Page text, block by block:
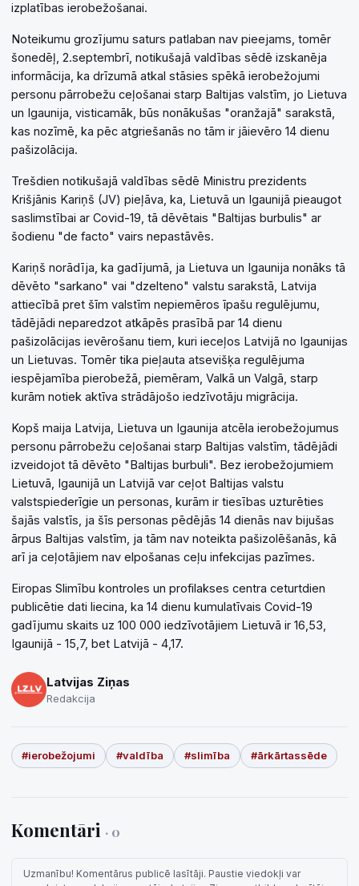
izplatības ierobežošanai.
Noteikumu grozījumu saturs patlaban nav pieejams, tomēr
šonedēļ, 2.septembrī, notikušajā valdības sēdē izskanēja
informācija, ka drīzumā atkal stāsies spēkā ierobežojumi
personu pārrobežu ceļošanai starp Baltijas valstīm, jo Lietuva
un Igaunija, visticamāk, būs nonākušas "oranžajā" sarakstā,
kas nozīmē, ka pēc atgriešanās no tām ir jāievēro 14 dienu
pašizolācija.
Trešdien notikušajā valdības sēdē Ministru prezidents
Krišjānis Kariņš (JV) pieļāva, ka, Lietuvā un Igaunijā pieaugot
saslimstībai ar Covid-19, tā dēvētais "Baltijas burbulis" ar
šodienu "de facto" vairs nepastāvēs.
Kariņš norādīja, ka gadījumā, ja Lietuva un Igaunija nonāks tā
dēvēto "sarkano" vai "dzelteno" valstu sarakstā, Latvija
attiecībā pret šīm valstīm nepiemēros īpašu regulējumu,
tādējādi neparedzot atkāpēs prasībā par 14 dienu
pašizolācijas ievērošanu tiem, kuri ieceļos Latvijā no Igaunijas
un Lietuvas. Tomēr tika pieļauta atsevišķa regulējuma
iespējamība pierobežā, piemēram, Valkā un Valgā, starp
kurām notiek aktīva strādājošo iedzīvotāju migrācija.
Kopš maija Latvija, Lietuva un Igaunija atcēla ierobežojumus
personu pārrobežu ceļošanai starp Baltijas valstīm, tādējādi
izveidojot tā dēvēto "Baltijas burbuli". Bez ierobežojumiem
Lietuvā, Igaunijā un Latvijā var ceļot Baltijas valstu
valstspiederīgie un personas, kurām ir tiesības uzturēties
šajās valstīs, ja šīs personas pēdējās 14 dienās nav bijušas
ārpus Baltijas valstīm, ja tām nav noteikta pašizolēšanās, kā
arī ja ceļotājiem nav elpošanas ceļu infekcijas pazīmes.
Eiropas Slimību kontroles un profilakses centra ceturtdien
publicētie dati liecina, ka 14 dienu kumulatīvais Covid-19
gadījumu skaits uz 100 000 iedzīvotājiem Lietuvā ir 16,53,
Igaunijā - 15,7, bet Latvijā - 4,17.
Latvijas Ziņas
Redakcija
#ierobežojumi #valdība #slimība #ārkārtassēde
Komentāri · 0
Uzmanību! Komentārus publicē lasītāji. Paustie viedokļi var